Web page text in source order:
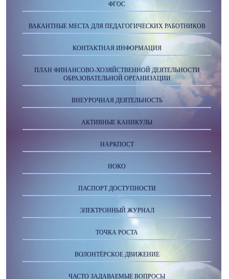
ФГОС
ВАКАНТНЫЕ МЕСТА ДЛЯ ПЕДАГОГИЧЕСКИХ РАБОТНИКОВ
КОНТАКТНАЯ ИНФОРМАЦИЯ
ПЛАН ФИНАНСОВО-ХОЗЯЙСТВЕННОЙ ДЕЯТЕЛЬНОСТИ
ОБРАЗОВАТЕЛЬНОЙ ОРГАНИЗАЦИИ
ВНЕУРОЧНАЯ ДЕЯТЕЛЬНОСТЬ
АКТИВНЫЕ КАНИКУЛЫ
НАРКПОСТ
НОКО
ПАСПОРТ ДОСТУПНОСТИ
ЭЛЕКТРОННЫЙ ЖУРНАЛ
ТОЧКА РОСТА
ВОЛОНТЁРСКОЕ ДВИЖЕНИЕ
ЧАСТО ЗАДАВАЕМЫЕ ВОПРОСЫ